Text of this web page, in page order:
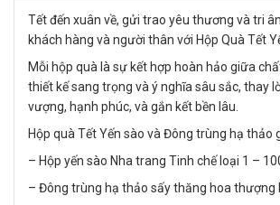
Tết đến xuân về, gửi trao yêu thương và tri
khách hàng và người thân với Hộp Quà Tết
Mỗi hộp quà là sự kết hợp hoàn hảo giữa
thiết kế sang trọng và ý nghĩa sâu sắc, thay
vượng, hạnh phúc, và gắn kết bền lâu.
Hộp quà Tết Yến sào và Đông trùng hạ thảo
– Hộp yến sào Nha trang Tinh chế loại 1 –
– Đông trùng hạ thảo sấy thăng hoa thượng